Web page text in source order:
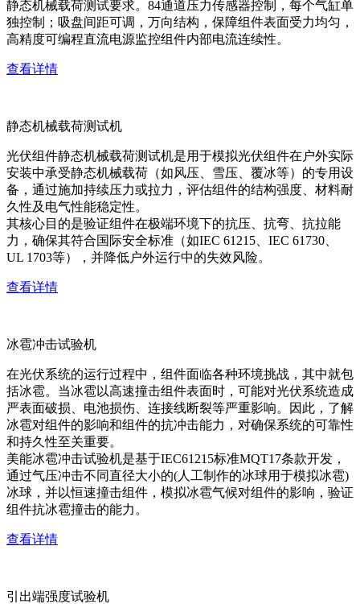
静态机械载荷测试要求。84通道压力传感器控制，每个气缸单
独控制；吸盘间距可调，万向结构，保障组件表面受力均匀，
高精度可编程直流电源监控组件内部电流连续性。
查看详情
静态机械载荷测试机
光伏组件静态机械载荷测试机是用于模拟光伏组件在户外实际
安装中承受静态机械载荷（如风压、雪压、覆冰等）的专用设
备，通过施加持续压力或拉力，评估组件的结构强度、材料耐
久性及电气性能稳定性。
其核心目的是验证组件在极端环境下的抗压、抗弯、抗拉能
力，确保其符合国际安全标准（如IEC 61215、IEC 61730、
UL 1703等），并降低户外运行中的失效风险。
查看详情
冰雹冲击试验机
在光伏系统的运行过程中，组件面临各种环境挑战，其中就包
括冰雹。当冰雹以高速撞击组件表面时，可能对光伏系统造成
严表面破损、电池损伤、连接线断裂等严重影响。因此，了解
冰雹对组件的影响和组件的抗冲击能力，对确保系统的可靠性
和持久性至关重要。
美能冰雹冲击试验机是基于IEC61215标准MQT17条款开发，
通过气压冲击不同直径大小的(人工制作的冰球用于模拟冰雹)
冰球，并以恒速撞击组件，模拟冰雹气候对组件的影响，验证
组件抗冰雹撞击的能力。
查看详情
引出端强度试验机